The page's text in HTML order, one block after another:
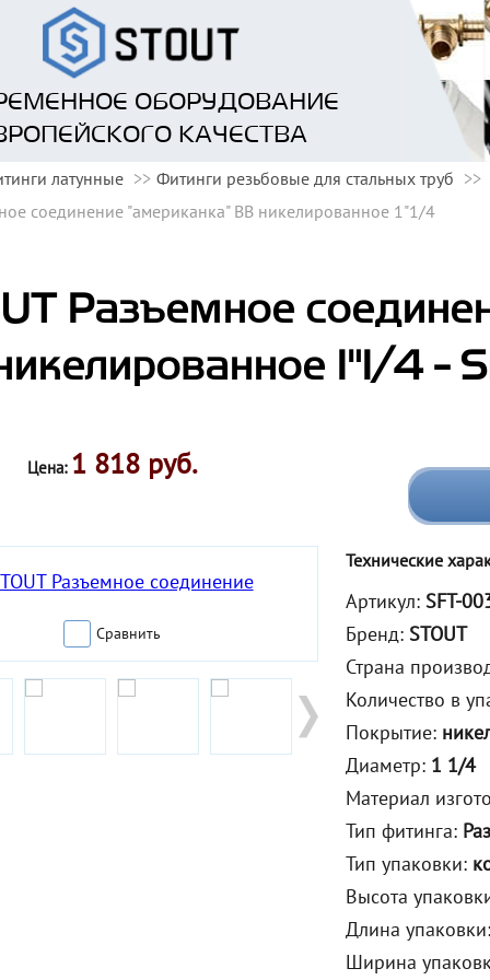
ОБОРУДОВАНИЕ
КАЧЕСТВА
латунные
Фитинги резьбовые для стальных труб
соединение "американка" ВВ никелированное 1"1/4
Разъемное
1"1/4 -
Цена: 1 818 руб.
Сравнить
Технические
Артикул: SFT-
Бренд: STOUT
Страна
Количество в
Покрытие:
Диаметр: 1 1/4
Материал
Тип фитинга:
Тип упаковки:
Высота
Длина
Ширина